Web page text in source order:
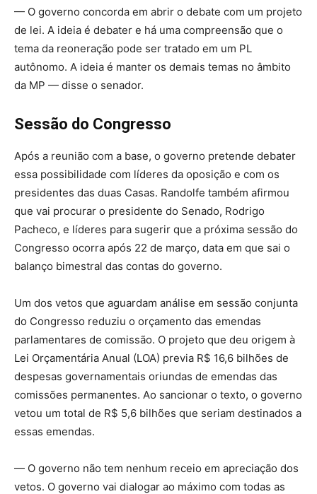
— O governo concorda em abrir o debate com um projeto
de lei. A ideia é debater e há uma compreensão que o
tema da reoneração pode ser tratado em um PL
autônomo. A ideia é manter os demais temas no âmbito
da MP — disse o senador.
Sessão do Congresso
Após a reunião com a base, o governo pretende debater
essa possibilidade com líderes da oposição e com os
presidentes das duas Casas. Randolfe também afirmou
que vai procurar o presidente do Senado, Rodrigo
Pacheco, e líderes para sugerir que a próxima sessão do
Congresso ocorra após 22 de março, data em que sai o
balanço bimestral das contas do governo.
Um dos vetos que aguardam análise em sessão conjunta
do Congresso reduziu o orçamento das emendas
parlamentares de comissão. O projeto que deu origem à
Lei Orçamentária Anual (LOA) previa R$ 16,6 bilhões de
despesas governamentais oriundas de emendas das
comissões permanentes. Ao sancionar o texto, o governo
vetou um total de R$ 5,6 bilhões que seriam destinados a
essas emendas.
— O governo não tem nenhum receio em apreciação dos
vetos. O governo vai dialogar ao máximo com todas as